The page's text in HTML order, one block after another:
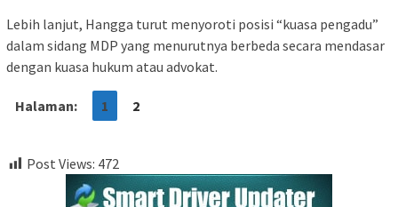
Lebih lanjut, Hangga turut menyoroti posisi “kuasa pengadu”
dalam sidang MDP yang menurutnya berbeda secara mendasar
dengan kuasa hukum atau advokat.
Halaman: 1 2
Post Views: 472